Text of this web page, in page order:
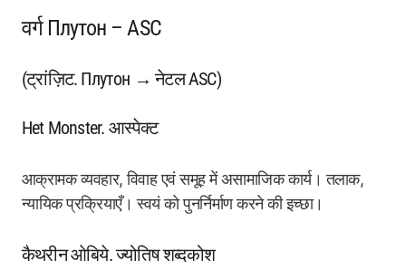
वर्ग Плутон – ASC
(ट्रांज़िट. Плутон → नेटल ASC)
Het Monster. आस्पेक्ट
आक्रामक व्यवहार, विवाह एवं समूह में असामाजिक कार्य। तलाक,
न्यायिक प्रक्रियाएँ। स्वयं को पुनर्निर्माण करने की इच्छा।
कैथरीन ओबिये. ज्योतिष शब्दकोश